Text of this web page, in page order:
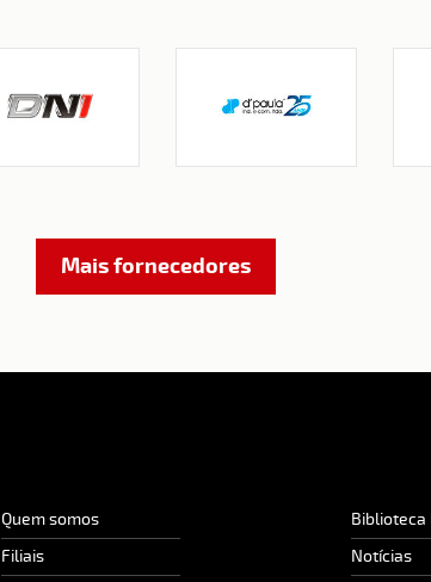
Mais fornecedores
Quem somos
Filiais
Biblioteca
Notícias